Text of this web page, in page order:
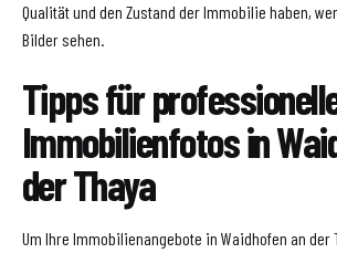
Qualität und den Zustand der Immobilie haben,
Bilder sehen.
Tipps für
Immobilienfotos in
der Thaya
Um Ihre Immobilienangebote in Waidhofen an der